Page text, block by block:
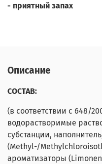
- приятный запах
Описание
СОСТАВ:
(в соответствии с 648/
водорастворимые
субстанции,
(Methyl-/
ароматизаторы